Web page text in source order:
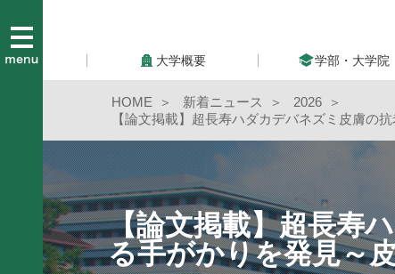
大学概要 学部・大学院
HOME 新着ニュース
2026
【論文掲載】超長寿ハダカデバネズミ皮膚の
【論文掲載】超長寿
る手がかりを発見～